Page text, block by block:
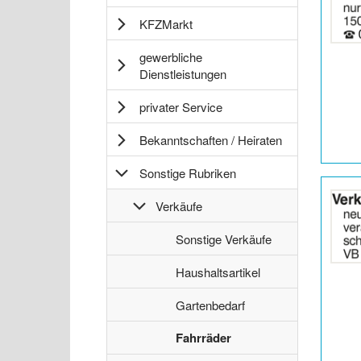
KFZMarkt
gewerbliche
Dienstleistungen
privater Service
Bekanntschaften / Heiraten
Sonstige Rubriken
Verkäufe
S
o
n
s
t
i
g
e
Sonstige Verkäufe
S
o
n
s
t
i
Haushaltsartikel
S
o
n
s
Gartenbedarf
S
o
Fahrräder
Anzeige
2064154
anzeigen
Anzeige
2064207
anzeigen